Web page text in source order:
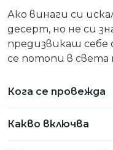
Ако винаги си
десерт, но не си
предизвикаш себе
се потопи в света
Кога се провежда
Какво включва